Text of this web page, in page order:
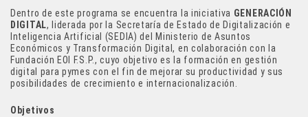
Dentro de este programa se encuentra la iniciativa GENERACIÓN
DIGITAL, liderada por la Secretaría de Estado de Digitalización e
Inteligencia Artificial (SEDIA) del Ministerio de Asuntos
Económicos y Transformación Digital, en colaboración con la
Fundación EOI F.S.P., cuyo objetivo es la formación en gestión
digital para pymes con el fin de mejorar su productividad y sus
posibilidades de crecimiento e internacionalización.
Objetivos